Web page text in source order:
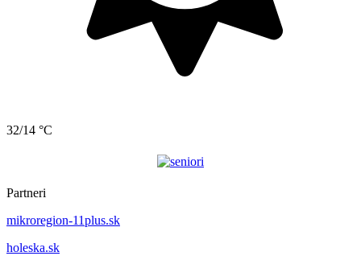
32/14 °C
Partneri
mikroregion-11plus.sk
holeska.sk